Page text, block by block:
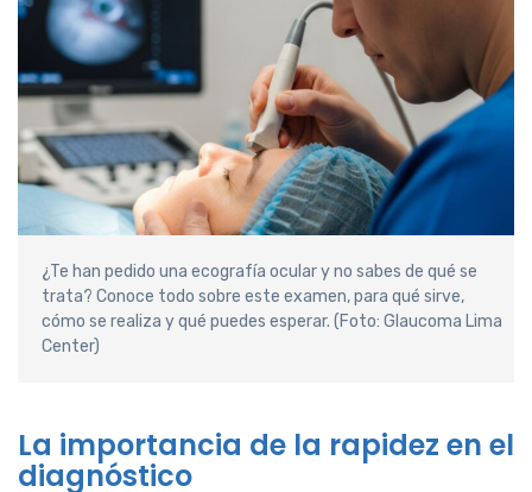
¿Te han pedido una ecografía ocular y no sabes de qué se
trata? Conoce todo sobre este examen, para qué sirve,
cómo se realiza y qué puedes esperar. (Foto: Glaucoma Lima
Center)
La importancia de la rapidez en el
diagnóstico